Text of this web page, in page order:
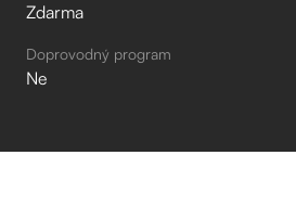
Zdarma
Doprovodný program
Ne